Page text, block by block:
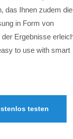
das Ihnen zudem die
in Form von
Ergebnisse
to use with smart
testen